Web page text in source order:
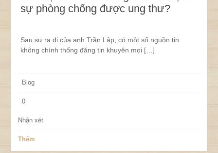
sự phòng chống được ung thư?
Sau sự ra đi của anh Trần Lập, có một số nguồn tin
không chính thống đăng tin khuyên mọi […]
Blog
0
Nhận xét
Thêm